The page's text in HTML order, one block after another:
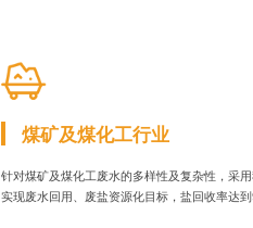
煤矿及煤化工行业
针对煤矿及煤化工废水的多样性及复杂性，采
实现废水回用、废盐资源化目标，盐回收率达